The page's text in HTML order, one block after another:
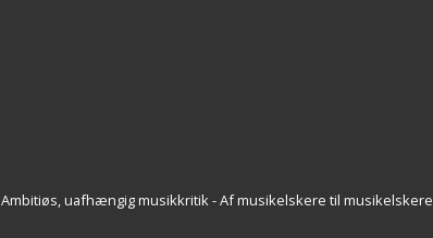
Ambitiøs, uafhængig musikkritik - Af musikelskere til musikelskere